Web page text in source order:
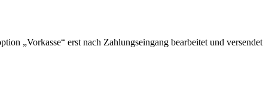
„Vorkasse“ erst nach Zahlungseingang bearbeitet und versendet